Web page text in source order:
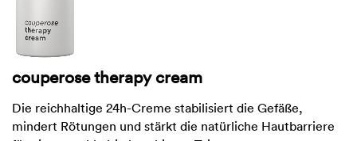
couperose therapy cream
Die reichhaltige 24h-Creme stabilisiert die Gefäße,
mindert Rötungen und stärkt die natürliche Hautbarriere